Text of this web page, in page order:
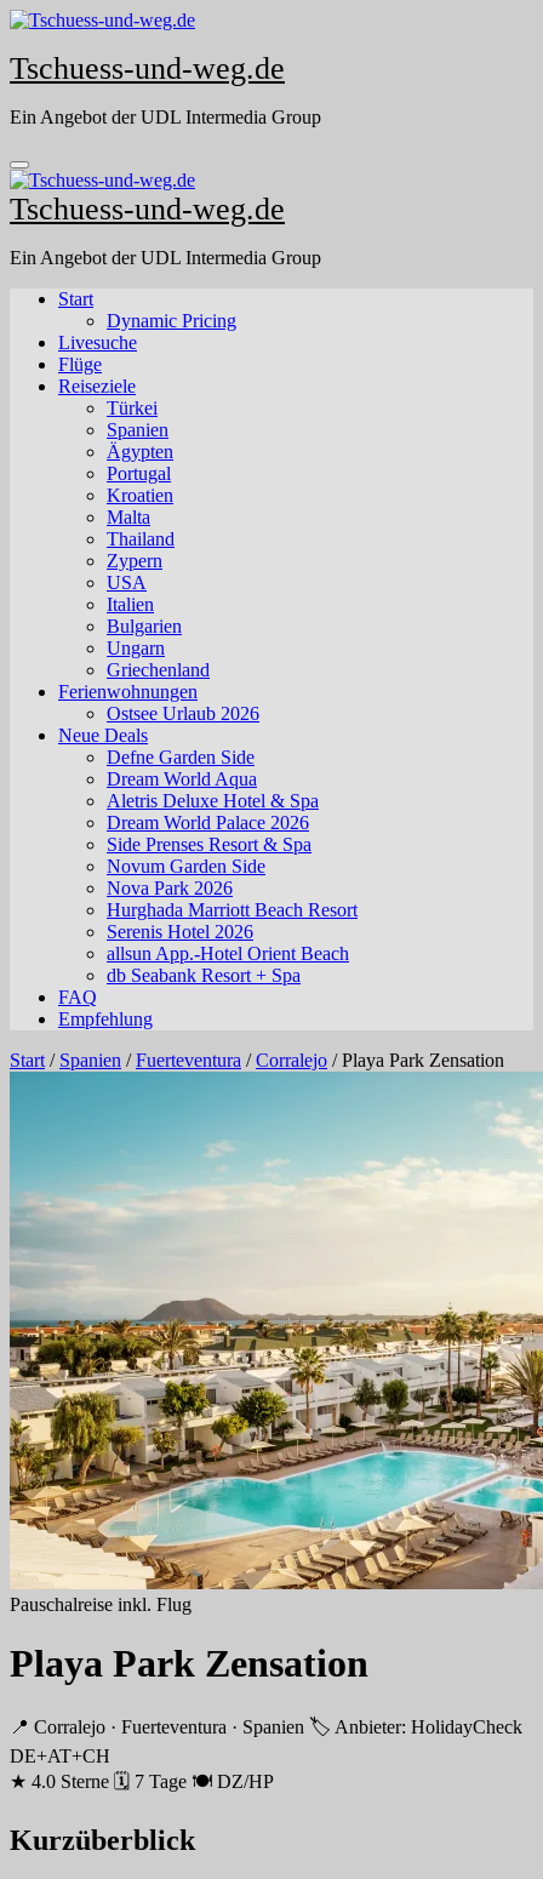
Skip
content
Tschuess-und-weg.de
Ein Angebot der UDL Intermedia Group
Tschuess-und-weg.de
Ein Angebot der UDL Intermedia Group
Start
Dynamic Pricing
Livesuche
Flüge
Reiseziele
Türkei
Spanien
Ägypten
Portugal
Kroatien
Malta
Thailand
Zypern
USA
Italien
Bulgarien
Ungarn
Griechenland
Ferienwohnungen
Ostsee Urlaub 2026
Neue Deals
Defne Garden Side
Dream World Aqua
Aletris Deluxe Hotel & Spa
Dream World Palace 2026
Side Prenses Resort & Spa
Novum Garden Side
Nova Park 2026
Hurghada Marriott Beach Resort
Serenis Hotel 2026
allsun App.-Hotel Orient Beach
db Seabank Resort + Spa
FAQ
Empfehlung
Start / Spanien /Fuerteventura /Corralejo /Playa Park Zensation
Pauschalreise inkl. Flug
Playa Park Zensation
📍 Corralejo · Fuerteventura · Spanien 🏷 Anbieter: HolidayCheck
DE+AT+CH
★ 4.0 Sterne 🗓 7 Tage 🍽 DZ/HP
Kurzüberblick